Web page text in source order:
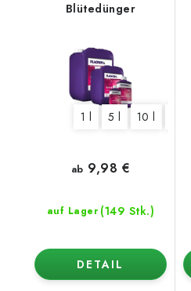
Blütedünger
1 l 5 l 10 l
auf Lager (149 Stk.)
ab 9,98 €
DETAIL